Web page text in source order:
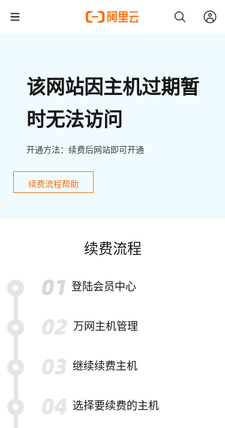
该网站因主机过期暂
时无法访问
开通方法：续费后网站即可开通
续费流程帮助
续费流程
登陆会员中心
万网主机管理
继续续费主机
选择要续费的主机